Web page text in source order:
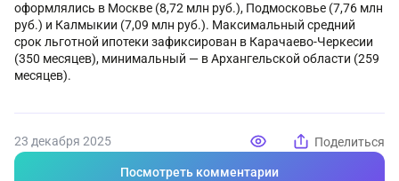
оформлялись в Москве (8,72 млн руб.), Подмосковье (7,76 млн
руб.) и Калмыкии (7,09 млн руб.). Максимальный средний
срок льготной ипотеки зафиксирован в Карачаево-Черкесии
(350 месяцев), минимальный — в Архангельской области (259
месяцев).
23 декабря 2025 Поделиться
Посмотреть комментарии